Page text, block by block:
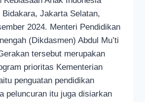
Bidakara, Jakarta Selatan,
2024. Menteri Pendidikan
(Dikdasmen) Abdul Mu’ti
tersebut merupakan
prioritas Kementerian
penguatan pendidikan
peluncuran itu juga disiarkan